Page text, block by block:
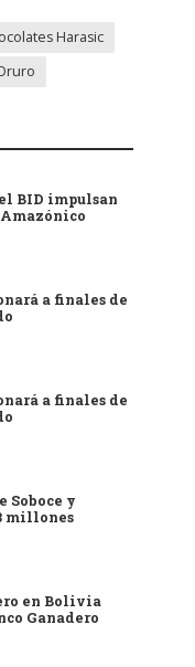
Harasic
BID impulsan
a finales de
a finales de
Soboce y
millones
en Bolivia
Ganadero